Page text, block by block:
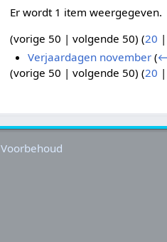
Er wordt 1 item weergegeven.
(vorige 50 |volgende 50) (20 |
Verjaardagen november (
(vorige 50 |volgende 50) (20 |
Voorbehoud